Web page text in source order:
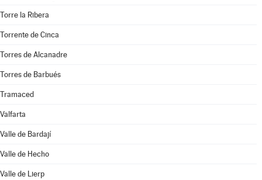
Torre la Ribera
Torrente de Cinca
Torres de Alcanadre
Torres de Barbués
Tramaced
Valfarta
Valle de Bardají
Valle de Hecho
Valle de Lierp